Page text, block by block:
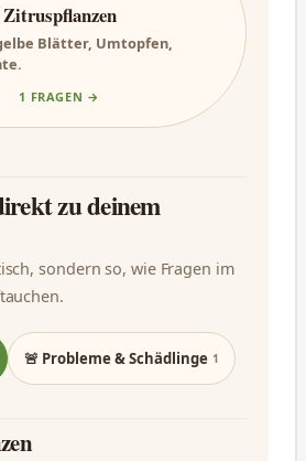
Zitruspflanzen
Blätter, Umtopfen,
1 FRAGEN →
zu deinem
sondern so, wie Fragen im
🚨 Probleme & Schädlinge 1